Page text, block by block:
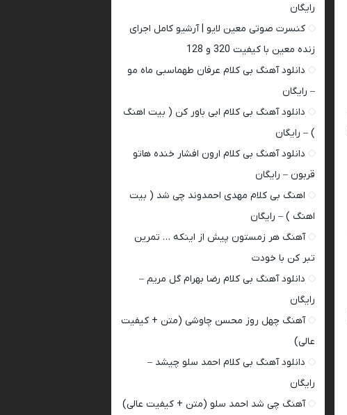
رایگان
کنسرت صوتی معین لایو | آرشیو کامل اجرای
زنده معین با کیفیت 320 و 128
دانلود آهنگ بی کلام عرفان طهماسبی ماه مو
– رایگان
دانلود آهنگ بی کلام ابی باور کن ( بیت اهنگ
) – رایگان
دانلود آهنگ بی کلام ارون افشار خنده هاتو
قربون – رایگان
اهنگ بی کلام مهدی احمدوند چی شد ( بیت
اهنگ ) – رایگان
آهنگ هر زمستون پیش از اینکه … تمرین
تبر کن با خودت
دانلود آهنگ بی کلام رضا بهرام گل مریم –
رایگان
آهنگ چهل روز محسن چاوشی (متن + کیفیت
عالی)
دانلود آهنگ بی کلام احمد سلو چیشد –
رایگان
آهنگ چی شد احمد سلو (متن + کیفیت عالی)